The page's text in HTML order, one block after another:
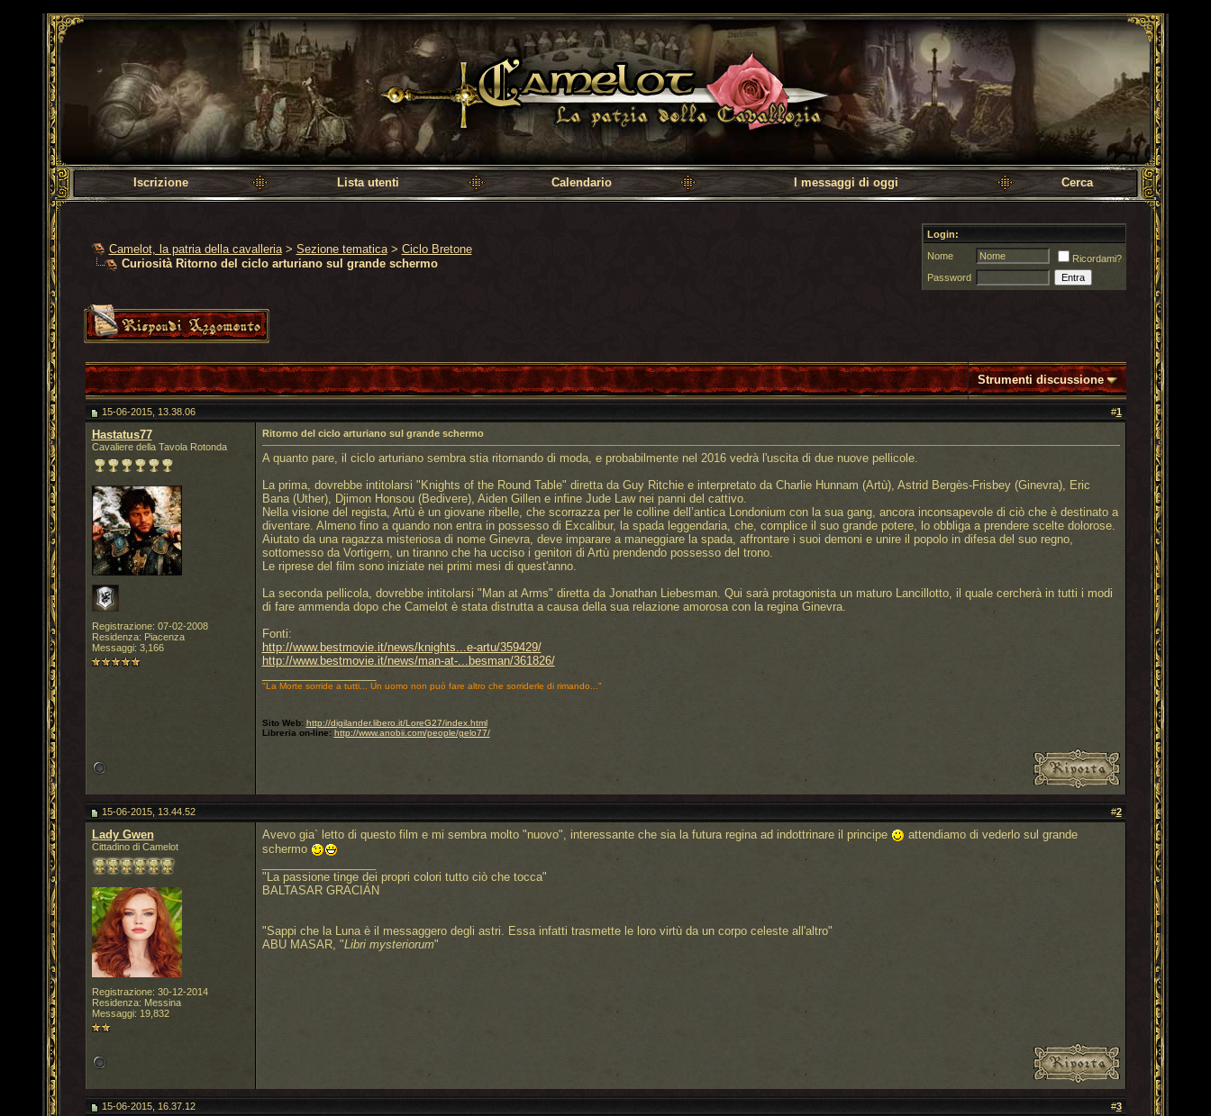
Camelot, la patria della cavalleria
Iscrizione Lista utenti Calendario I messaggi di oggi Cerca
Camelot, la patria della cavalleria > Sezione tematica > Ciclo Bretone
Curiosità Ritorno del ciclo arturiano sul grande schermo
Login:
Nome
Ricordami?
Password
Strumenti discussione
15-06-2015, 13.38.06 #1
Hastatus77
Cavaliere della Tavola Rotonda
Registrazione: 07-02-2008
Residenza: Piacenza
Messaggi: 3,166
Ritorno del ciclo arturiano sul grande schermo
A quanto pare, il ciclo arturiano sembra stia ritornando di moda, e probabilmente nel 2016 vedrà l'uscita di due nuove pellicole.
La prima, dovrebbe intitolarsi "Knights of the Round Table" diretta da Guy Ritchie e interpretato da Charlie Hunnam (Artù), Astrid Bergès-Frisbey (Ginevra), Eric
Bana (Uther), Djimon Honsou (Bedivere), Aiden Gillen e infine Jude Law nei panni del cattivo.
Nella visione del regista, Artù è un giovane ribelle, che scorrazza per le colline dell’antica Londonium con la sua gang, ancora inconsapevole di ciò che è destinato a
diventare. Almeno fino a quando non entra in possesso di Excalibur, la spada leggendaria, che, complice il suo grande potere, lo obbliga a prendere scelte dolorose.
Aiutato da una ragazza misteriosa di nome Ginevra, deve imparare a maneggiare la spada, affrontare i suoi demoni e unire il popolo in difesa del suo regno,
sottomesso da Vortigern, un tiranno che ha ucciso i genitori di Artù prendendo possesso del trono.
Le riprese del film sono iniziate nei primi mesi di quest'anno.
La seconda pellicola, dovrebbe intitolarsi "Man at Arms" diretta da Jonathan Liebesman. Qui sarà protagonista un maturo Lancillotto, il quale cercherà in tutti i modi
di fare ammenda dopo che Camelot è stata distrutta a causa della sua relazione amorosa con la regina Ginevra.
Fonti:
http://www.bestmovie.it/news/knights...e-artu/359429/
http://www.bestmovie.it/news/man-at-...besman/361826/
"La Morte sorride a tutti... Un uomo non può fare altro che sorriderle di rimando..."
Sito Web: http://digilander.libero.it/LoreG27/index.html
Libreria on-line: http://www.anobii.com/people/gelo77/
15-06-2015, 13.44.52 #2
Lady Gwen
Cittadino di Camelot
Registrazione: 30-12-2014
Residenza: Messina
Messaggi: 19,832
Avevo gia` letto di questo film e mi sembra molto "nuovo", interessante che sia la futura regina ad indottrinare il principe
attendiamo di vederlo sul grande
schermo
"La passione tinge dei propri colori tutto ciò che tocca"
BALTASAR GRACIÁN
"Sappi che la Luna è il messaggero degli astri. Essa infatti trasmette le loro virtù da un corpo celeste all'altro"
ABU MASAR, "Libri mysteriorum"
15-06-2015, 16.37.12 #3